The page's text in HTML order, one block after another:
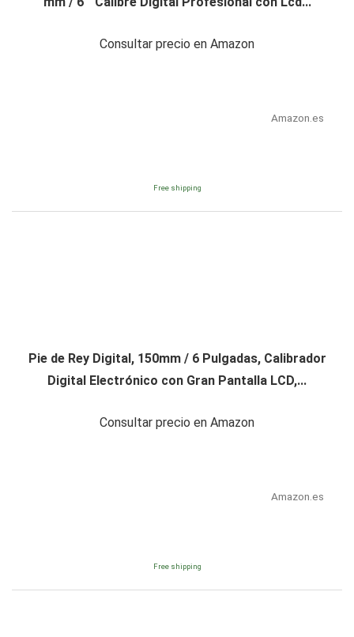
Consultar precio en Amazon
Amazon.es
Free shipping
Pie de Rey Digital, 150mm / 6 Pulgadas, Calibrador
Digital Electrónico con Gran Pantalla LCD,...
Consultar precio en Amazon
Amazon.es
Free shipping